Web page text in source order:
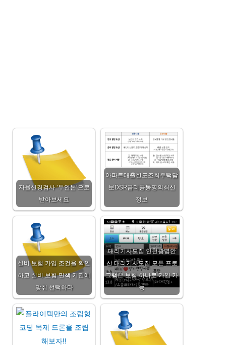
자율신경검사 '두안톤'으로
받아보세요
아파트대출한도조회주택담
보DSR금리공동명의최신
정보
실비 보험 가입 조건을 확인
하고 실비 보험 면책 기간에
맞춰 선택하다
대리기사모집 인천광명안
산 대리기사모집 모든 프로
그램은 보험 하나로 가입 가
능